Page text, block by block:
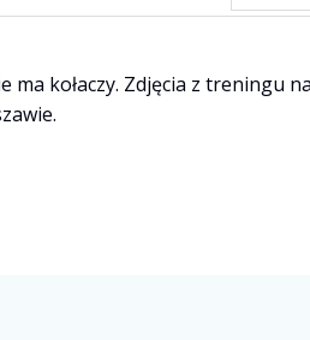
ma kołaczy. Zdjęcia z treningu na